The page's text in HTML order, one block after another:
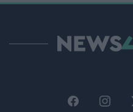
Τα κουνούπια τελικά
ΠΟΛΙΤΙΚΉ ΥΓΕΊΑΣ 06/08/2026